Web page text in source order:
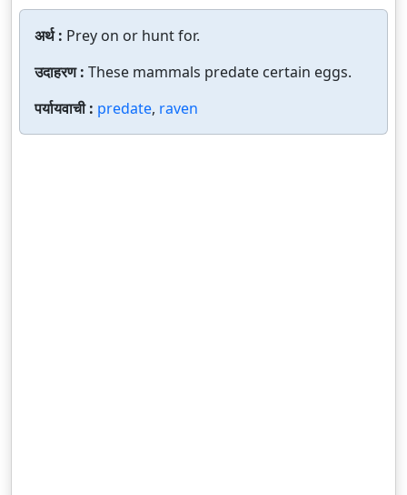
अर्थ : Prey on or hunt for.
उदाहरण : These mammals predate certain eggs.
पर्यायवाची : predate, raven